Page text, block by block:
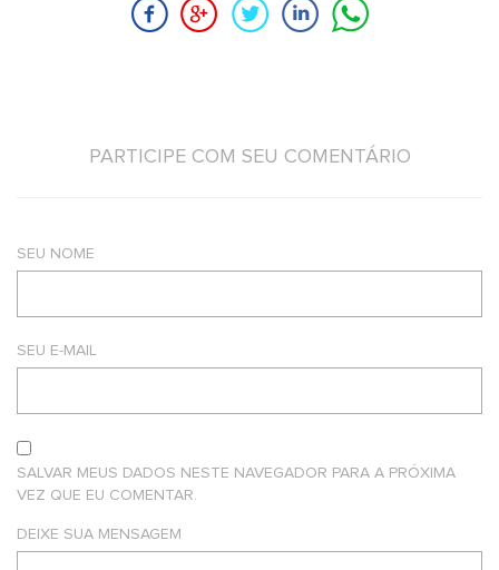
PARTICIPE COM SEU COMENTÁRIO
SEU NOME
SEU E-MAIL
SALVAR MEUS DADOS NESTE NAVEGADOR PARA A PRÓXIMA
VEZ QUE EU COMENTAR.
DEIXE SUA MENSAGEM